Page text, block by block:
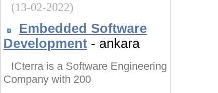
(13-02-2022)
Embedded Software
Development - ankara
ICterra is a Software Engineering
Company with 200